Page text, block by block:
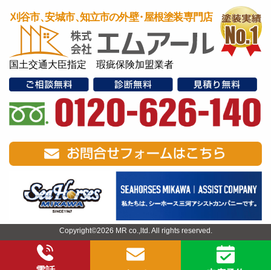
国土交通大臣指定 瑕疵保険加盟業者
Copyright©2026 MR co.,ltd. All rights reserved.